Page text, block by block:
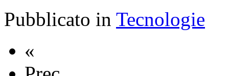
Pubblicato in Tecnologie
«